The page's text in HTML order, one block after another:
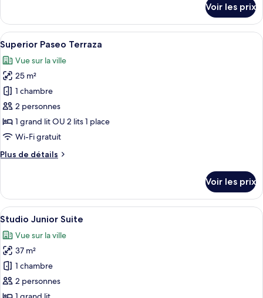
le
type
de
chambre
Superior
Paseo
Voir les prix
Afficher
toutes
les
photos
pour
ce
type
de
chambre :
Superior
Une chambre d’hôtel avec un
8
Superior Paseo Terraza
Vue sur la ville
25 m²
1 chambre
2 personnes
1 grand lit OU 2 lits 1 place
Wi-Fi gratuit
Plus de détails
Plus
le
type
de
Superior
Paseo
Terraza
Voir les prix
Afficher
toutes
les
photos
pour
ce
type
5
Studio Junior Suite
Vue sur la ville
37 m²
1 chambre
2 personnes